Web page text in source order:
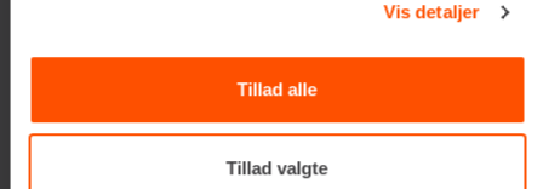
Vis detaljer
Tillad alle
Tillad valgte